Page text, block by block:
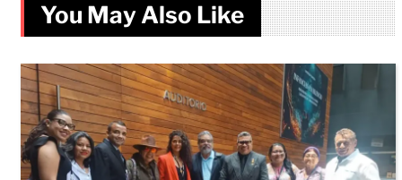
You May Also Like